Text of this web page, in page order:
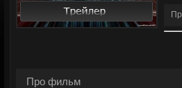
Про фильм